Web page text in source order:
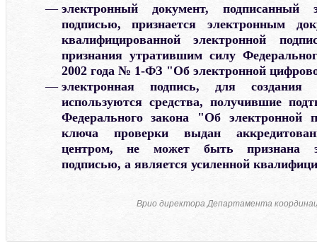
электронный документ, подписанный
подписью, признается электронным
квалифицированной электронной
признания утратившим силу
2002 года № 1-ФЗ "Об электронной
электронная подпись, для
используются средства, получившие
Федерального закона "Об электронной
ключа проверки выдан
центром, не может быть признана
подписью, а является усиленной
Врио директора Департамента